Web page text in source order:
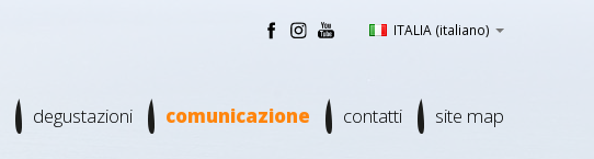
ITALIA (italiano)
degustazioni comunicazione contatti site map